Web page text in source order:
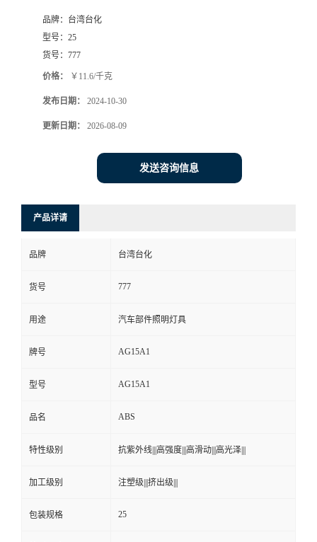
品牌： 台湾台化
型号： 25
货号： 777
价格： ￥11.6/千克
发布日期： 2024-10-30
更新日期： 2026-08-09
发送咨询信息
产品详请
品牌 台湾台化
货号 777
用途 汽车部件照明灯具
牌号 AG15A1
型号 AG15A1
品名 ABS
特性级别 抗紫外线|||高强度|||高滑动|||高光泽|||
加工级别 注塑级|||挤出级|||
包装规格 25